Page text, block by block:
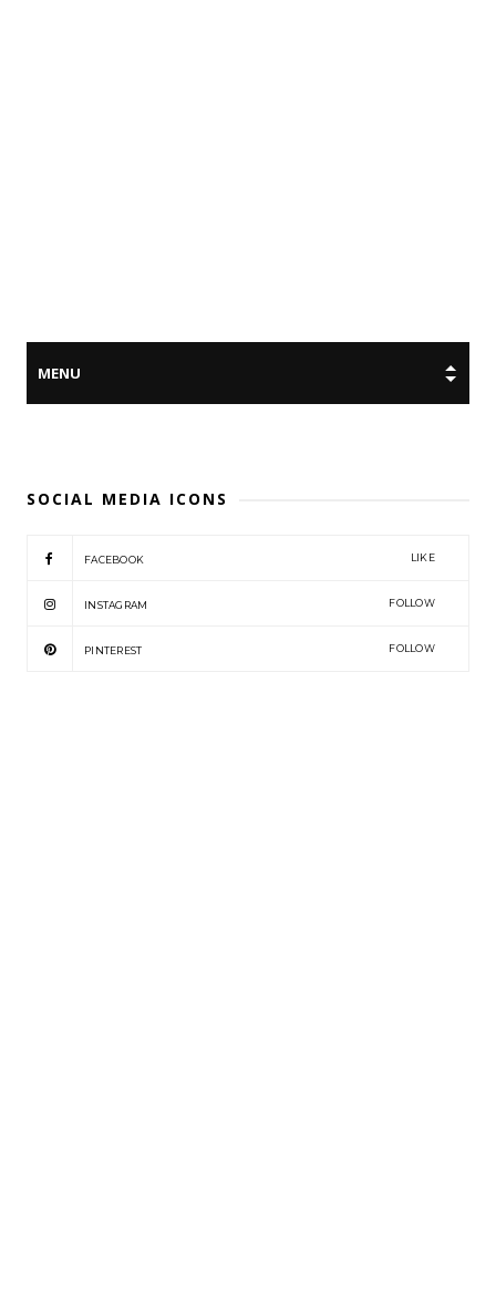
SOCIAL MEDIA ICONS
FACEBOOK LIKE
INSTAGRAM FOLLOW
PINTEREST FOLLOW